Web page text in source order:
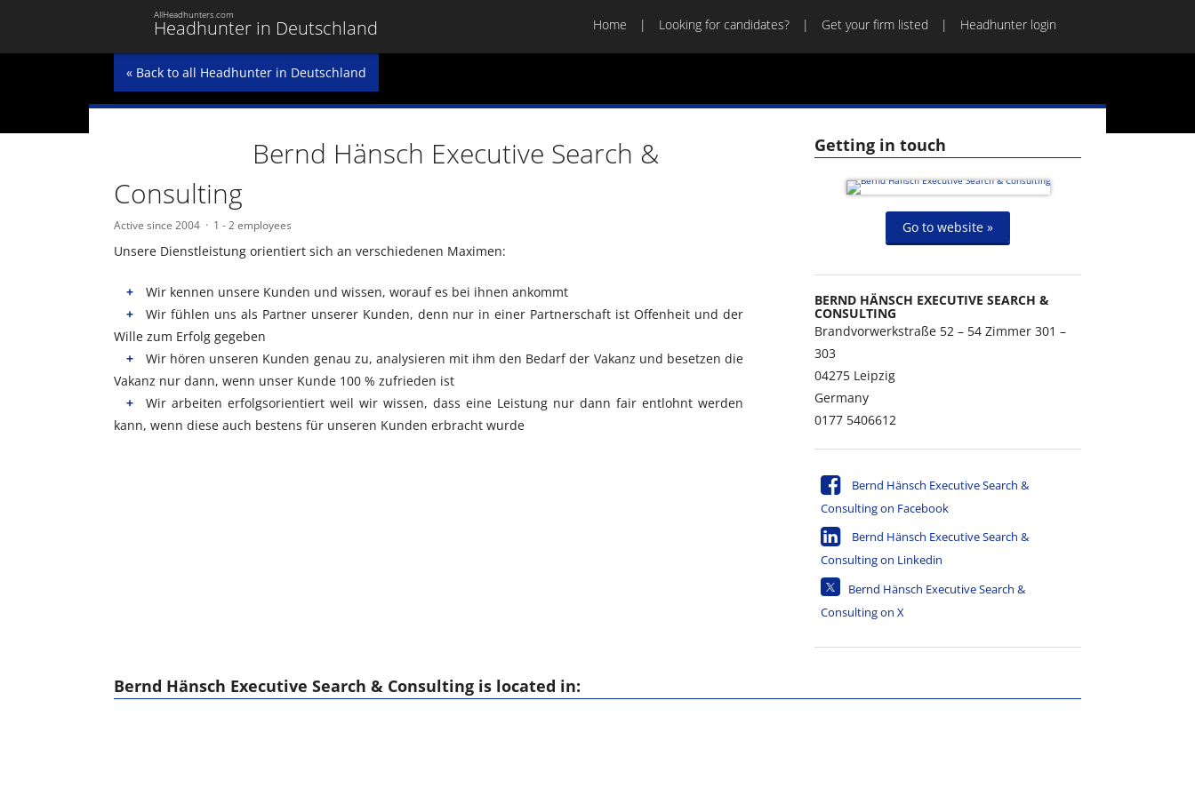
Headhunter in Deutschland
AllHeadhunters.com
Home Looking for candidates? Get your firm listed Headhunter login
« Back to all Headhunter in Deutschland
Getting in touch
Go to website »
BERND HÄNSCH EXECUTIVE SEARCH &
CONSULTING
Brandvorwerkstraße 52 – 54 Zimmer 301 –
303
04275 Leipzig
Germany
0177 5406612
Bernd Hänsch Executive Search &
Consulting on Facebook
Bernd Hänsch Executive Search &
Consulting on Linkedin
Bernd Hänsch Executive Search &
Consulting on X
Bernd Hänsch Executive Search &
Consulting
Active since 2004 1 - 2 employees
Unsere Dienstleistung orientiert sich an verschiedenen Maximen:
Wir kennen unsere Kunden und wissen, worauf es bei ihnen ankommt
Wir fühlen uns als Partner unserer Kunden, denn nur in einer Partnerschaft ist Offenheit und der
Wille zum Erfolg gegeben
Wir hören unseren Kunden genau zu, analysieren mit ihm den Bedarf der Vakanz und besetzen die
Vakanz nur dann, wenn unser Kunde 100 % zufrieden ist
Wir arbeiten erfolgsorientiert weil wir wissen, dass eine Leistung nur dann fair entlohnt werden
kann, wenn diese auch bestens für unseren Kunden erbracht wurde
Bernd Hänsch Executive Search & Consulting is located in: